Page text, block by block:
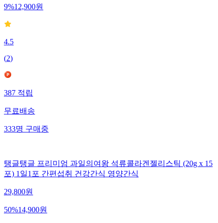
9%12,900원
4.5
(2)
387 적립
무료배송
333명 구매중
탱글탱글 프리미엄 과일의여왕 석류콜라겐젤리스틱 (20g x 15
포) 1일1포 간편섭취 건강간식 영양간식
29,800원
50%14,900원